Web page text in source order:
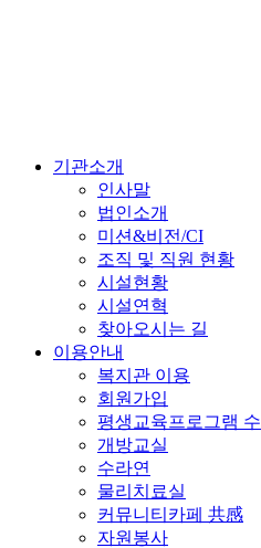
기관소개
인사말
법인소개
미션&비전/CI
조직 및 직원 현황
시설현황
시설연혁
찾아오시는 길
이용안내
복지관 이용
회원가입
평생교육프로그램
개방교실
수라연
물리치료실
커뮤니티카페 共感
자원봉사